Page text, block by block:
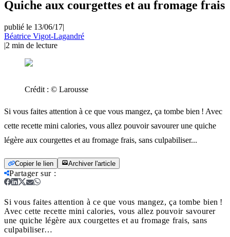
Quiche aux courgettes et au fromage frais
publié le 13/06/17|
Béatrice Vigot-Lagandré
|2 min de lecture
Crédit : © Larousse
Si vous faites attention à ce que vous mangez, ça tombe bien ! Avec
cette recette mini calories, vous allez pouvoir savourer une quiche
légère aux courgettes et au fromage frais, sans culpabiliser...
Copier le lien Archiver l'article
Partager sur:
Si vous faites attention à ce que vous mangez, ça tombe bien !
Avec cette recette mini calories, vous allez pouvoir savourer
une quiche légère aux courgettes et au fromage frais, sans
culpabiliser…